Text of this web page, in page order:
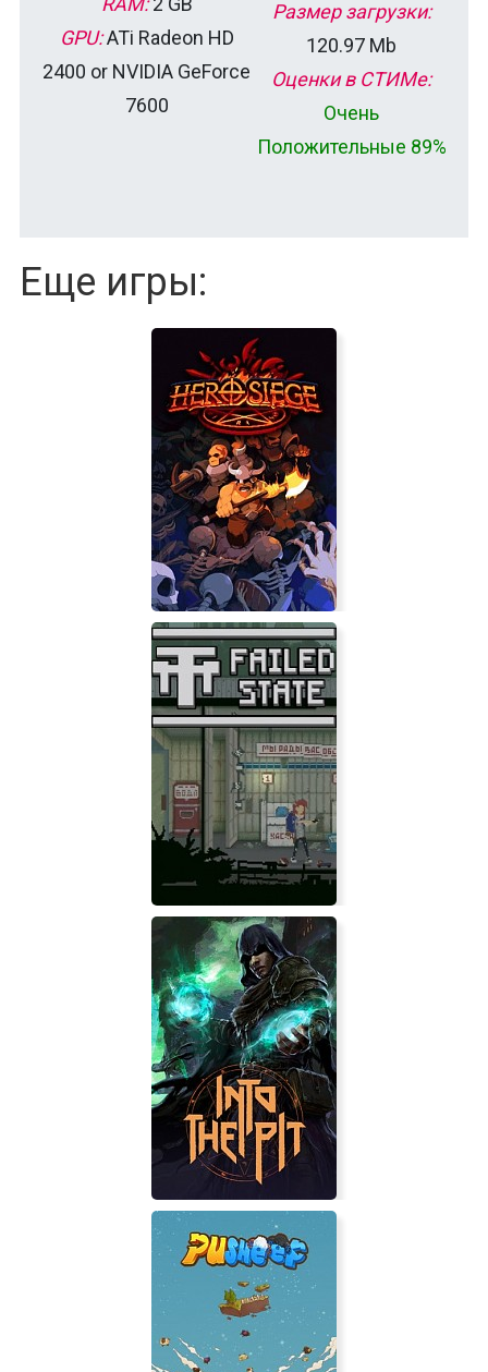
GPU:ATi Radeon HD
2400 or NVIDIA GeForce
7600
Размер загрузки:
120.97 Mb
Оценки в СТИМе:
Очень
Положительные 89%
Еще игры:
Hero Siege
Failed State